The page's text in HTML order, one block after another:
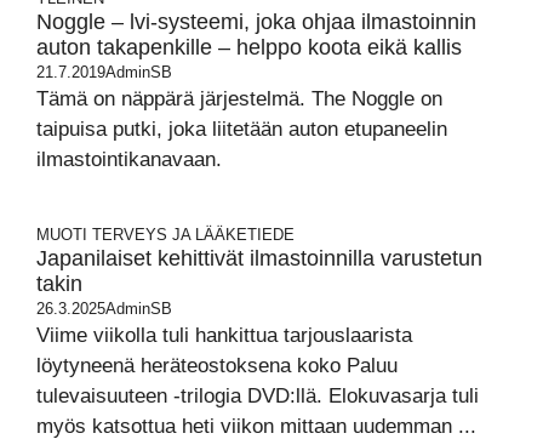
Noggle – lvi-systeemi, joka ohjaa ilmastoinnin
auton takapenkille – helppo koota eikä kallis
21.7.2019AdminSB
Tämä on näppärä järjestelmä. The Noggle on
taipuisa putki, joka liitetään auton etupaneelin
ilmastointikanavaan.
MUOTI TERVEYS JA LÄÄKETIEDE
Japanilaiset kehittivät ilmastoinnilla varustetun
takin
26.3.2025AdminSB
Viime viikolla tuli hankittua tarjouslaarista
löytyneenä heräteostoksena koko Paluu
tulevaisuuteen -trilogia DVD:llä. Elokuvasarja tuli
myös katsottua heti viikon mittaan uudemman ...